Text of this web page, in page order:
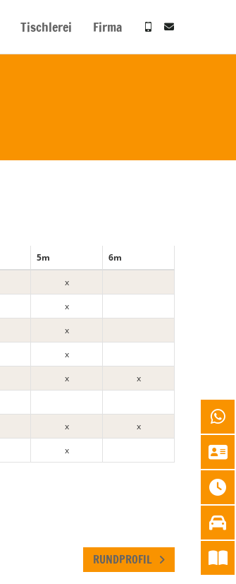
Tischlerei Firma
5m 6m
x
x
x
x
x
x
x
x
x
RUNDPROFIL